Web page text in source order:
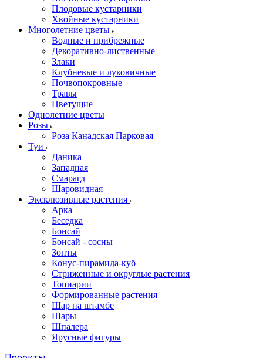
Плодовые кустарники
Хвойные кустарники
Многолетние цветы
Водные и прибрежные
Декоративно-лиственные
Злаки
Клубневые и луковичные
Почвопокровные
Травы
Цветущие
Однолетние цветы
Розы
Роза Канадская Парковая
Туи
Даника
Западная
Смарагд
Шаровидная
Эксклюзивные растения
Арка
Беседка
Бонсай
Бонсай - сосны
Зонты
Конус-пирамида-куб
Стриженные и округлые растения
Топиарии
Формированные растения
Шар на штамбе
Шары
Шпалера
Ярусные фигуры